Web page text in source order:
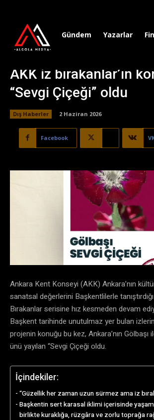
Gündem Yazarlar
AKK iz bırakanlar’ın
“Sevgi Çiçeği” oldu
Dış Haberler 2 Haziran 2026
Facebook
Ankara Kent Konseyi (AKK) Ankara’nın
sanatsal değerlerini Başkentlilerle
Bırakanlar serisine hız kesmeden devam
Başkent tarihinde unutulmaz yer bulan izlerin
projenin konuğu bu kez, Ankara’nın Gölbaşı
ünü yayılan “Sevgi Çiçeği oldu.
İçindekiler:
“Güzellik her zaman uzun sürmez ama iz
Başkentin sert karasal iklimi içerisinde
birlikte kuraklığa, rüzgâra ve zorlu toprağa